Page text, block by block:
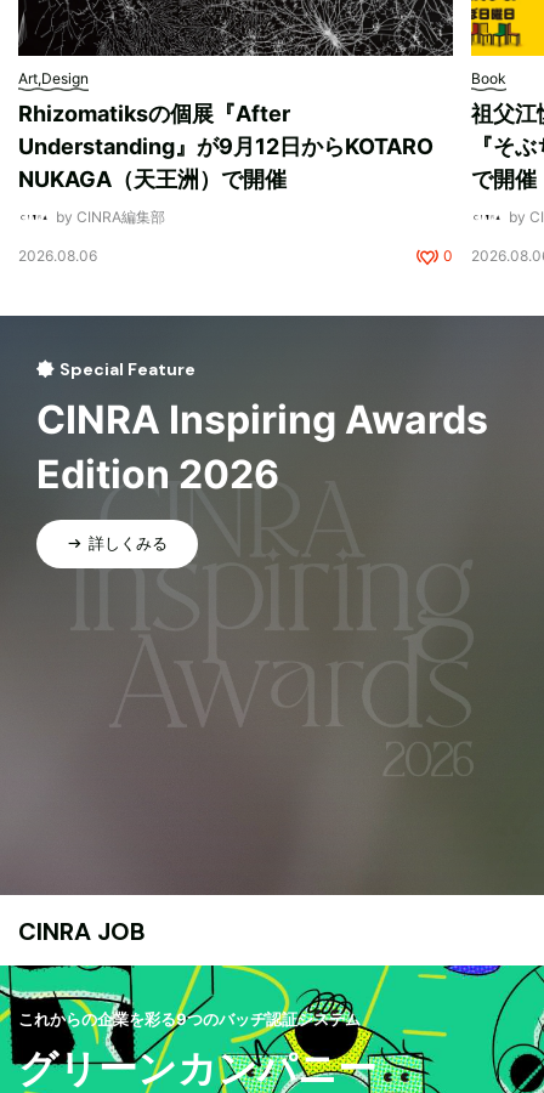
Art,Design
Rhizomatiksの個展『After
Understanding』が9月12日からKOTARO
NUKAGA（天王洲）で開催
by CINRA編集部
2026.08.06 0
Book
祖父江
『そ
で開催
by
Special Feature
CINRA Inspiring Awards
Edition 2026
詳しくみる
CINRA JOB
これからの企業を彩る9つのバッヂ認証システム
グリーンカンパニー